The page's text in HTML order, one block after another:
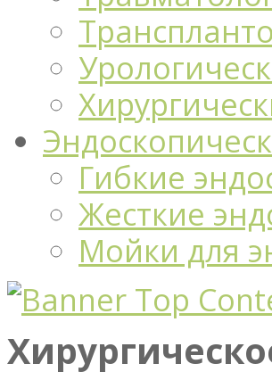
Гибкие
Жесткие
Мойки для